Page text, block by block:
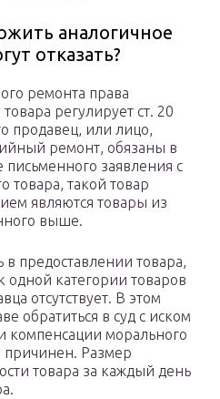
аналогичное
отказать?
ремонта права
регулирует ст. 20
продавец, или лицо,
ремонт, обязаны в
письменного заявления с
товара, такой товар
являются товары из
выше.
в предоставлении товара,
одной категории товаров
отсутствует. В этом
обратиться в суд с иском
компенсации морального
причинен. Размер
товара за каждый день